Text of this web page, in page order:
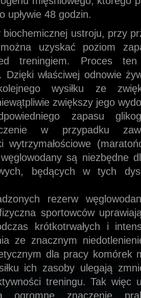
upływie 48 godzin.
ustroju, przy
uzyskać poziom
treningiem. Proces ten
Dzięki właściwej odnowie
wysiłku ze
zwiększy jego
zapasu
w przypadku
wytrzy­małościowe
są niezbędne
będących w tych
rezerw
sportowców
krótkotrwałych i
ze znacznym
dla pracy komórek
ich zasoby ulegają
treningu. Tak więc
ogromne znaczenie